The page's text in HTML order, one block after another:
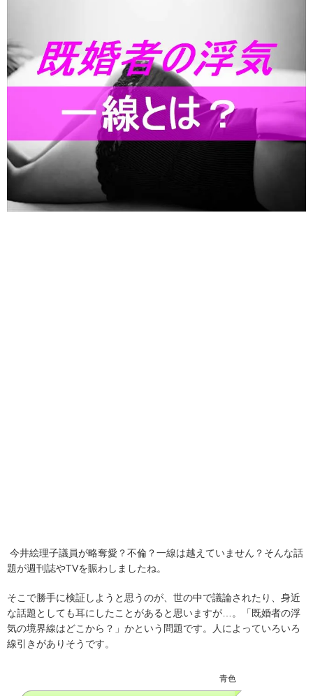
今井絵理子議員が略奪愛？不倫？一線は越えていません？そんな話
題が週刊誌やTVを賑わしましたね。
そこで勝手に検証しようと思うのが、世の中で議論されたり、身近
な話題としても耳にしたことがあると思いますが…。「既婚者の浮
気の境界線はどこから？」かという問題です。人によっていろいろ
線引きがありそうです。
青色